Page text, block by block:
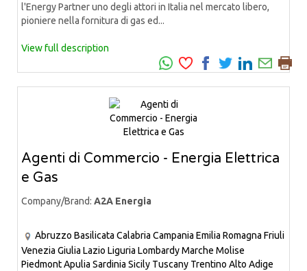
l'Energy Partner uno degli attori in Italia nel mercato libero,
pioniere nella fornitura di gas ed...
View full description
Agenti di Commercio - Energia Elettrica
e Gas
Company/Brand: A2A Energia
Abruzzo Basilicata Calabria Campania Emilia Romagna Friuli
Venezia Giulia Lazio Liguria LombardyMarche Molise
PiedmontApulia Sardinia Sicily Tuscany Trentino Alto Adige